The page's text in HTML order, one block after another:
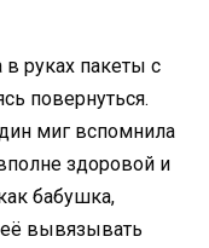
руках пакеты с
повернуться.
миг вспомнила
здоровой и
бабушка,
её вывязывать